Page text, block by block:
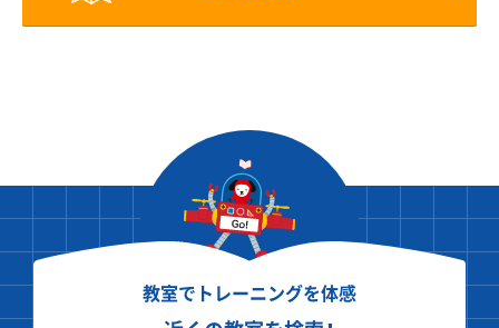
教室でトレーニングを体感